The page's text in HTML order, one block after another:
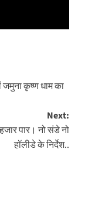
जमुना कृष्ण धाम का
Next:
पार। नो संडे नो
हॉलीडे के निर्देश..